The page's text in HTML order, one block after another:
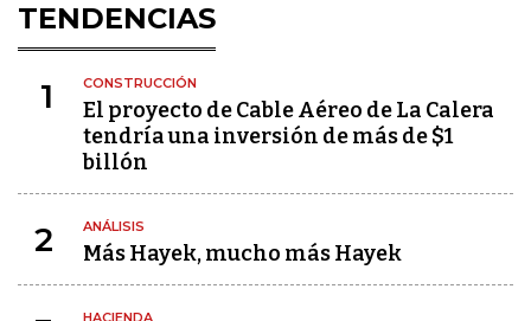
TENDENCIAS
1 CONSTRUCCIÓN
El proyecto de Cable Aéreo de La Calera
tendría una inversión de más de $1
billón
2 ANÁLISIS
Más Hayek, mucho más Hayek
HACIENDA